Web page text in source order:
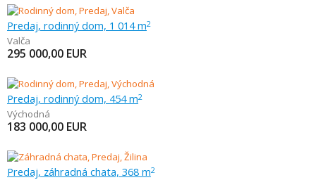
Predaj, rodinný dom, 1 014 m2
Valča
295 000,00 EUR
Predaj, rodinný dom, 454 m2
Východná
183 000,00 EUR
Predaj, záhradná chata, 368 m2